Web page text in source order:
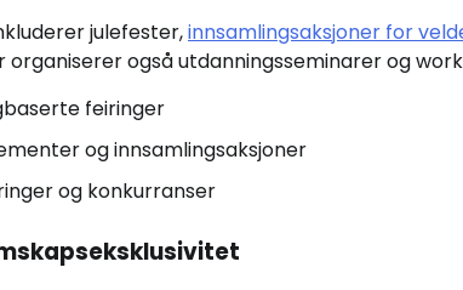
julefester,innsamlingsaksjoner for
også utdanningsseminarer og
feiringer
og innsamlingsaksjoner
og konkurranser